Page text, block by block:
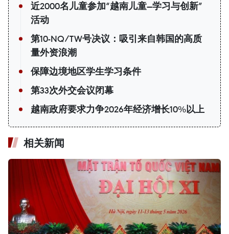
近2000名儿童参加“越南儿童—学习与创新”
活动
第10-NQ/TW号决议：吸引来自韩国的高质
量外资浪潮
保障边境地区学生学习条件
第33次外交会议闭幕
越南政府要求力争2026年经济增长10%以上
相关新闻